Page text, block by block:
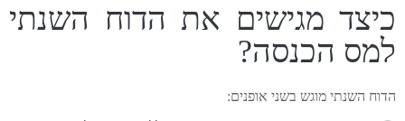
כיצד מגישים את הדוח השנתי
למס הכנסה?
הדוח השנתי מוגש בשני אופנים: